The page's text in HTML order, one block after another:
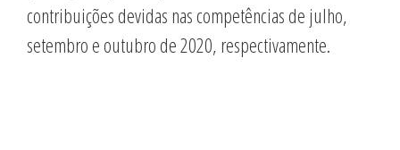
contribuições devidas nas competências de julho,
setembro e outubro de 2020, respectivamente.